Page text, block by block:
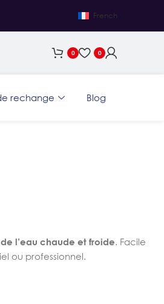
French
0 0
rechange Blog
l’eau chaude et froide. Facile
ou professionnel.